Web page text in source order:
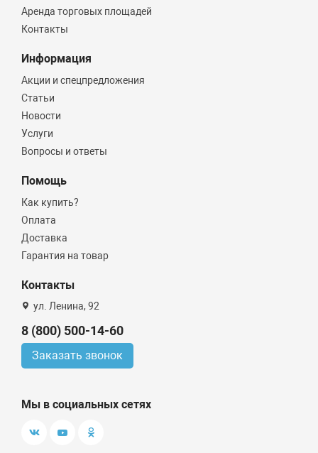
Аренда торговых площадей
Контакты
Информация
Акции и спецпредложения
Статьи
Новости
Услуги
Вопросы и ответы
Помощь
Как купить?
Оплата
Доставка
Гарантия на товар
Контакты
ул. Ленина, 92
8 (800) 500-14-60
Заказать звонок
Мы в социальных сетях